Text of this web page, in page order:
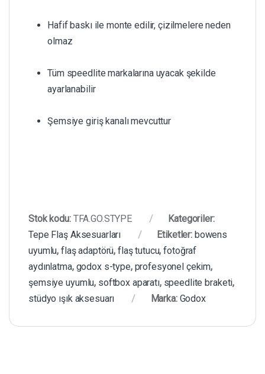
Hafif baskı ile monte edilir, çizilmelere neden
olmaz
Tüm speedlite markalarına uyacak şekilde
ayarlanabilir
Şemsiye giriş kanalı mevcuttur
Stok kodu: TFA.GO.STYPE
Kategoriler:
Tepe Flaş Aksesuarları
Etiketler: bowens
uyumlu,flaş adaptörü,flaş tutucu,fotoğraf
aydınlatma, godox s-type, profesyonel çekim,
şemsiye uyumlu, softbox aparatı, speedlite braketi,
stüdyo ışık aksesuarı
Marka: Godox